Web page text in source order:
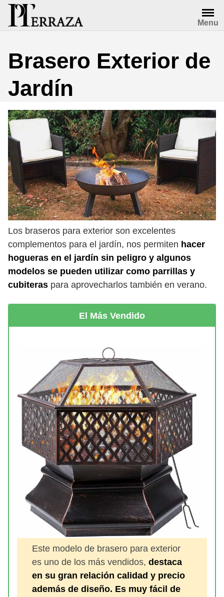
Saltar
contenido
Menu
Brasero Exterior de
Jardín
Los braseros para exterior son excelentes
complementos para el jardín, nos permiten hacer
hogueras en el jardín sin peligro y algunos
modelos se pueden utilizar como parrillas y
cubiteras para aprovecharlos también en verano.
El Más Vendido
Este modelo de brasero para exterior
es uno de los más vendidos,destaca
en su gran relación calidad y precio
además de diseño. Es muy fácil de